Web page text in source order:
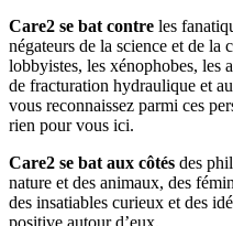
Care2 se bat contre les
négateurs de la science et de la
lobbyistes, les xénophobes, les
de fracturation hydraulique et
vous reconnaissez parmi ces
rien pour vous ici.
Care2 se bat aux côtés des
nature et des animaux, des
des insatiables curieux et des